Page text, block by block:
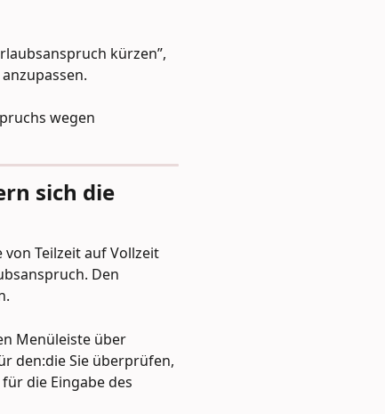
kürzen”,
wegen
sich die
Teilzeit auf Vollzeit
Den
Menüleiste über
den:die Sie überprüfen,
die Eingabe des